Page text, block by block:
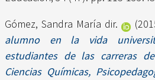
Gómez, Sandra María dir.
alumno en la vida
estudiantes de las carreras
Ciencias Químicas,